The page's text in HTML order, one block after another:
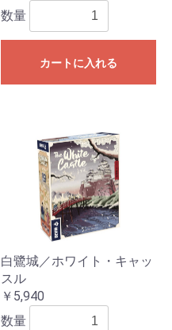
数量
カートに入れる
白鷺城／ホワイト・キャッ
スル
￥5,940
数量